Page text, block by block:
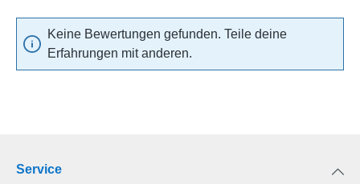
Keine Bewertungen gefunden. Teile deine
Erfahrungen mit anderen.
Service